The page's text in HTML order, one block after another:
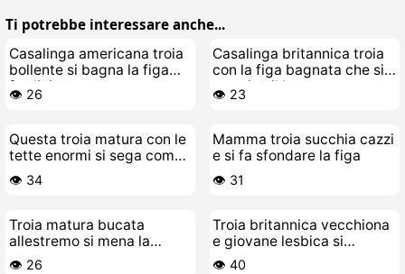
Ti potrebbe interessare anche...
Casalinga americana troia
bollente si bagna la figa
fradicia
👁️ 26
Casalinga britannica troia
con la figa bagnata che si
stuzzica il buco
👁️ 23
Questa troia matura con le
tette enormi si sega come
una pazza
👁️ 34
Mamma troia succhia cazzi
e si fa sfondare la figa
👁️ 31
Troia matura bucata
allestremo si mena la
passera fino a sborrare
👁️ 26
Troia britannica vecchiona
e giovane lesbica si
leccano la figa
👁️ 40